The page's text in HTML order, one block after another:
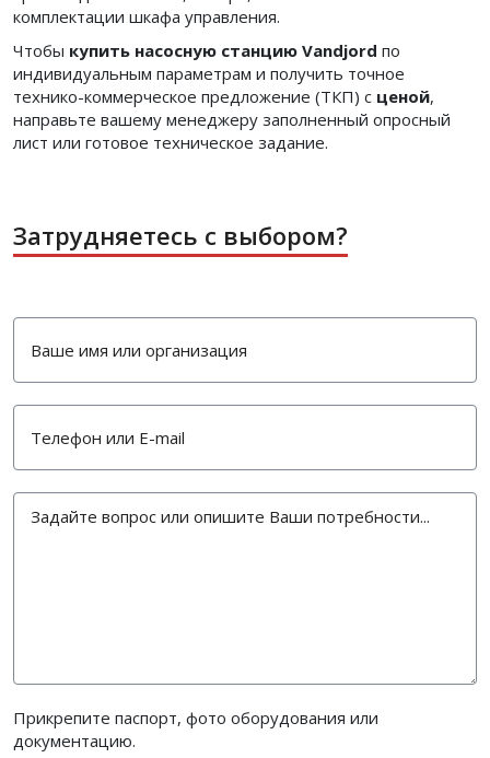
комплектации шкафа управления.
Чтобы купить насосную станцию Vandjord по
индивидуальным параметрам и получить точное
технико-коммерческое предложение (ТКП) с ценой,
направьте вашему менеджеру заполненный опросный
лист или готовое техническое задание.
Затрудняетесь с выбором?
Прикрепите паспорт, фото оборудования или
документацию.